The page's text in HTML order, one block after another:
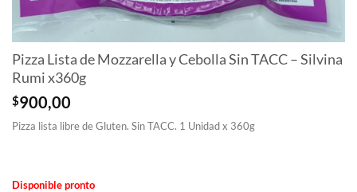
Pizza Lista de Mozzarella y Cebolla Sin TACC – Silvina
Rumi x360g
$900,00
Pizza lista libre de Gluten. Sin TACC. 1 Unidad x 360g
Disponible pronto